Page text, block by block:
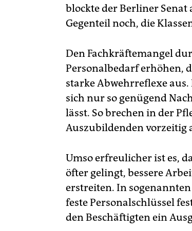
blockte der Berliner
Gegenteil noch, die
Den Fachkräftemangel
Personalbedarf erhöhen,
starke Abwehrreflexe aus.
sich nur so genügend
lässt. So brechen in der
Auszubildenden vorzeitig
Umso erfreulicher ist es,
öfter gelingt, bessere
erstreiten. In
feste Personalschlüssel
den Beschäftigten ein